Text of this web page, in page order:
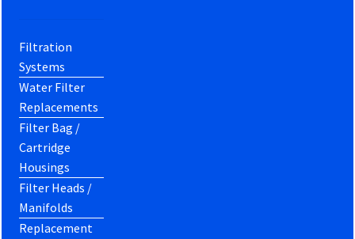
Filtration
Systems
Water Filter
Replacements
Filter Bag /
Cartridge
Housings
Filter Heads /
Manifolds
Replacement